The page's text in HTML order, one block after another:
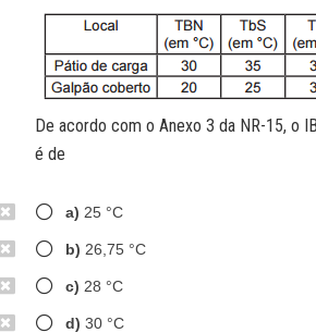
De acordo com o Anexo 3 da NR-15, o
é de
a) 25 °C
b) 26,75 °C
c) 28 °C
d) 30 °C